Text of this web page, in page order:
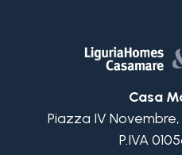
buanderie.
Appartement à l'étage
avec cuisine, grand
chambre d'amis
indépendante et accès
Casa
Piazza IV
P.IVA